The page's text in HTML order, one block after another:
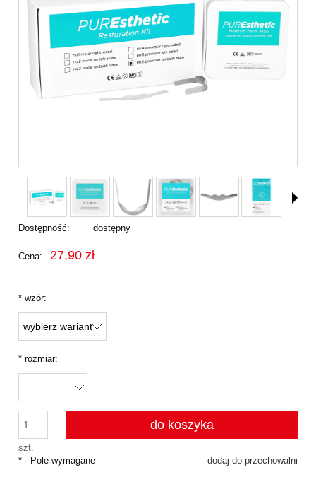
Dostępność: dostępny
Cena: 27,90 zł
* wzór:
* rozmiar:
szt.
do koszyka
dodaj do przechowalni
* - Pole wymagane